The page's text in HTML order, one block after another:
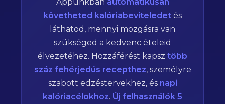
Appunkban automatikusan
követheted kalóriabeviteledet és
láthatod, mennyi mozgásra van
szükséged a kedvenc ételeid
élvezetéhez. Hozzáférést kapsz több
száz fehérjedús recepthez, személyre
szabott edzéstervekhez, és napi
kalóriacélokhoz. Új felhasználók 5